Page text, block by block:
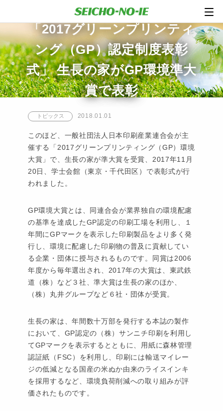
「2017グリーンプリンティ
ング（GP）認定制度表彰
式」 生長の家がGP環境準大
賞で表彰
トピックス 2018.01.01
このほど、一般社団法人日本印刷産業連合会が主
催する「2017グリーンプリンティング（GP）環境
大賞」で、生長の家が準大賞を受賞、2017年11月
20日、学士会館（東京・千代田区）で表彰式が行
われました。
GP環境大賞とは、同連合会が業界独自の環境配慮
の基準を達成したGP認定の印刷工場を利用し、１
年間にGPマークを表示した印刷製品をより多く発
行し、環境に配慮した印刷物の普及に貢献してい
る企業・団体に授与されるものです。同賞は2006
年度から毎年選出され、2017年の大賞は、東武鉄
道（株）など３社、準大賞は生長の家のほか、
（株）丸井グループなど６社・団体が受賞。
生長の家は、年間数十万部を発行する本誌の製作
において、GP認定の（株）サンニチ印刷を利用し
てGPマークを表示するとともに、用紙に森林管理
認証紙（FSC）を利用し、印刷には輸送マイレー
ジの低減となる国産の米ぬか由来のライスインキ
を採用するなど、環境負荷削減への取り組みが評
価されたものです。